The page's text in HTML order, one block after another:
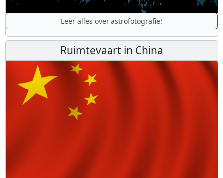
Leer alles over astrofotografie!
Ruimtevaart in China